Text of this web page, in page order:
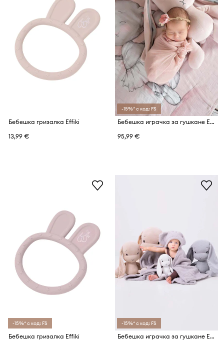
Бебешка гризалка Effiki
13,99 €
-15%* с код: FS
Бебешка играчка за гушкане Effiki
95,99 €
-15%* с код: FS
Бебешка гризалка Effiki
-15%* с код: FS
Бебешка играчка за гушкане Effiki